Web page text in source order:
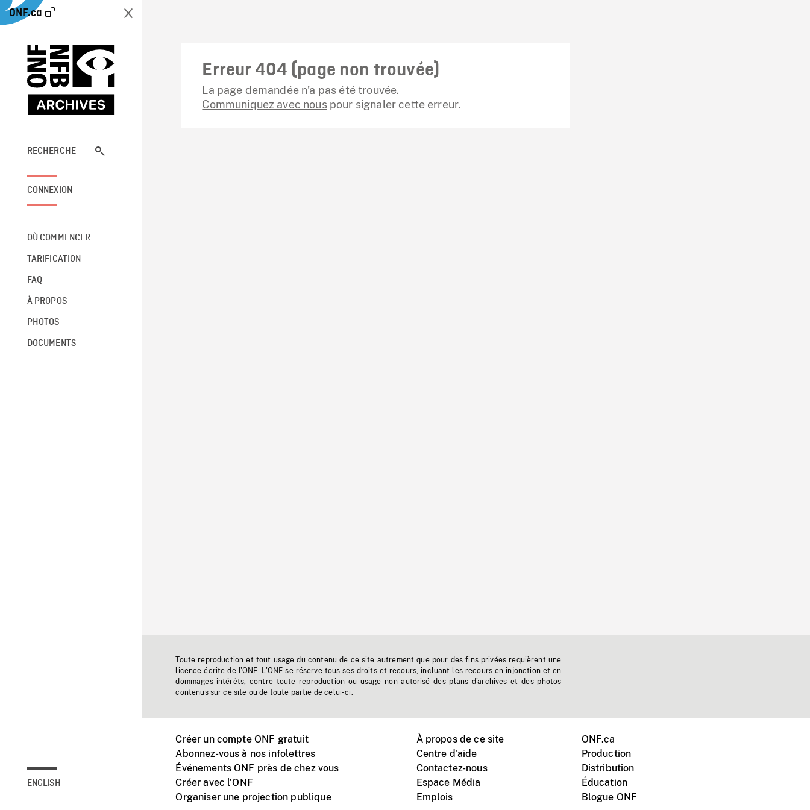
ONF.ca
RECHERCHE
CONNEXION
OÙ COMMENCER
TARIFICATION
FAQ
À PROPOS
PHOTOS
DOCUMENTS
ENGLISH
Erreur 404 (page non trouvée)
La page demandée n’a pas été trouvée.
Communiquez avec nouspour signaler cette erreur.
Toute reproduction et tout usage du contenu de ce site autrement que pour des fins privées requièrent une
licence écrite de l'ONF. L'ONF se réserve tous ses droits et recours, incluant les recours en injonction et en
dommages-intérêts, contre toute reproduction ou usage non autorisé des plans d'archives et des photos
contenus sur ce site ou de toute partie de celui-ci.
Créer un compte ONF gratuit
Abonnez-vous à nos infolettres
Événements ONF près de chez vous
Créer avec l’ONF
Organiser une projection publique
À propos de ce site
Centre d'aide
Contactez-nous
Espace Média
Emplois
ONF.ca
Production
Distribution
Éducation
Blogue ONF